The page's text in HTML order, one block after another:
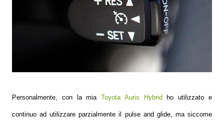
Personalmente, con la miaToyota Auris Hybrid ho utilizzato e
continuo ad utilizzare parzialmente il pulse and glide, ma siccome